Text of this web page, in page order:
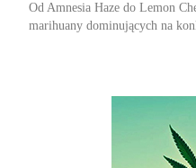
Od Amnesia Haze do Lemon
marihuany dominujących na